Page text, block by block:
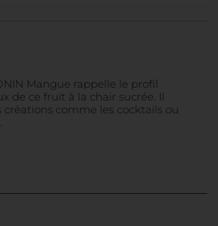
Mangue rappelle le profil
de ce fruit à la chair sucrée. Il
créations comme les cocktails ou